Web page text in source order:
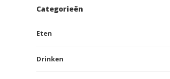
Categorieën
Eten
Drinken